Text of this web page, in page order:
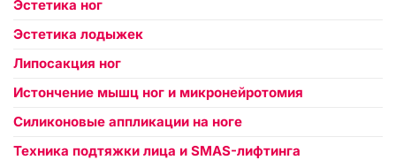
Эстетика ног
Эстетика лодыжек
Липосакция ног
Истончение мышц ног и микронейротомия
Силиконовые аппликации на ноге
Техника подтяжки лица и SMAS-лифтинга